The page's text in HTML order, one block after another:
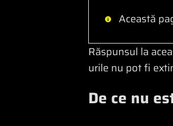
Această
Răspunsul la
urile nu pot fi
De ce nu